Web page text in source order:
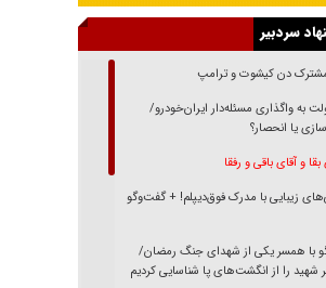
سردبیر
دن کیشوت و ترامپ
به واگذاری مسئله‌دار ایران‌خودرو/
یا انحصار؟
بقا و آقای باقی و رفقا
زیبایی با مدرک فوق‌دیپلم! + گفت‌وگو
با همسر یکی از شهدای جنگ رمضان/
شهید را از انگشت‌های پا شناسایی کردیم